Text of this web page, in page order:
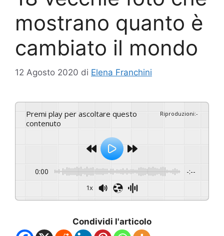
mostrano quanto è
cambiato il mondo
12 Agosto 2020 di Elena Franchini
Premi play per ascoltare questo
contenuto
Riproduzioni:-
0:00 -:--
1x
Condividi l'articolo